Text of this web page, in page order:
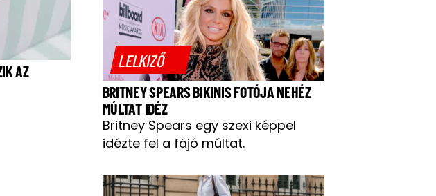
AZ
LELKIZŐ
BRITNEY SPEARS BIKINIS FOTÓJA NEHÉZ
MÚLTAT IDÉZ
Britney Spears egy szexi képpel
idézte fel a fájó múltat.